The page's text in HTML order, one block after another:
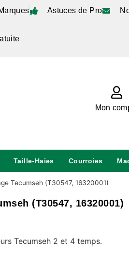
Astuces de Pro
Mon
Taille-Haies Courroies
Tecumseh (T30547, 16320001)
(T30547, 16320001)
Tecumseh 2 et 4 temps.